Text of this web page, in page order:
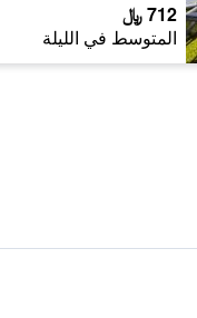
712 ﷼
المتوسط في الليلة